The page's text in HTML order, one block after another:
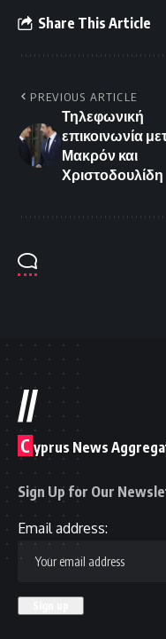
Share This Article
PREVIOUS ARTICLE
Τηλεφωνική
επικοινωνία
Μακρόν και
Χριστοδουλίδη
//
C yprus News
Sign Up for Our
Email address: